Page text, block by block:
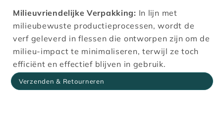
Milieuvriendelijke Verpakking: In lijn met
milieubewuste productieprocessen, wordt de
verf geleverd in flessen die ontworpen zijn om de
milieu-impact te minimaliseren, terwijl ze toch
efficiënt en effectief blijven in gebruik​.
Verzenden & Retourneren